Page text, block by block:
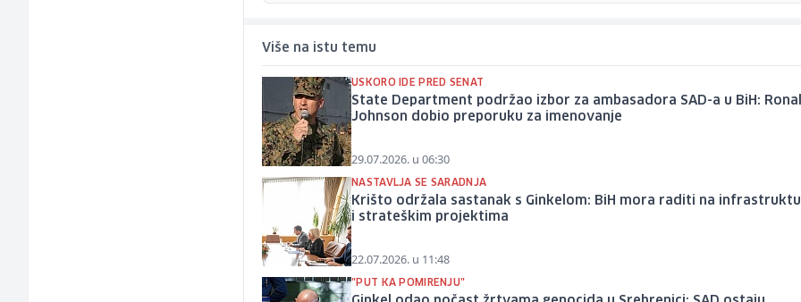
Više na istu temu
USKORO IDE PRED SENAT
State Department podržao izbor za ambasadora SAD-a u BiH:
Johnson dobio preporuku za imenovanje
29.07.2026. u 06:30
NASTAVLJA SE SARADNJA
Krišto održala sastanak s Ginkelom: BiH mora raditi na
i strateškim projektima
22.07.2026. u 11:48
"PUT KA POMIRENJU"